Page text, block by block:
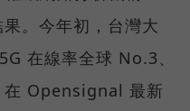
。今年初，台灣大
在線率全球 No.3、
在 Opensignal 最新